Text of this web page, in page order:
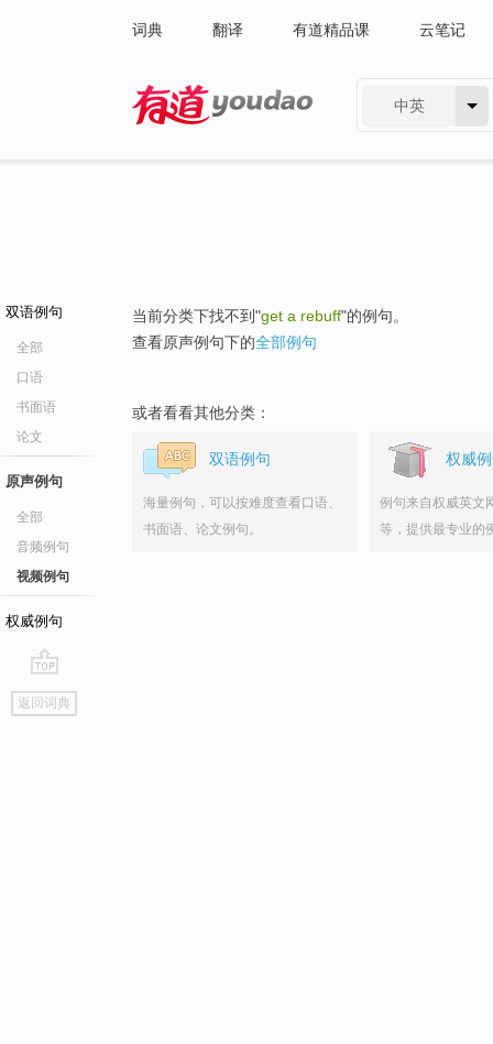
词典 翻译 有道精品课 云笔记
中英
双语例句
全部
口语
书面语
论文
原声例句
全部
音频例句
视频例句
权威例句
go
top
返回词典
当前分类下找不到"get a rebuff"的例句。
查看原声例句下的全部例句
或者看看其他分类：
双语例句
海量例句，可以按难度查看口语、
书面语、论文例句。
权威
例句来自权威英文
等，提供最专业的